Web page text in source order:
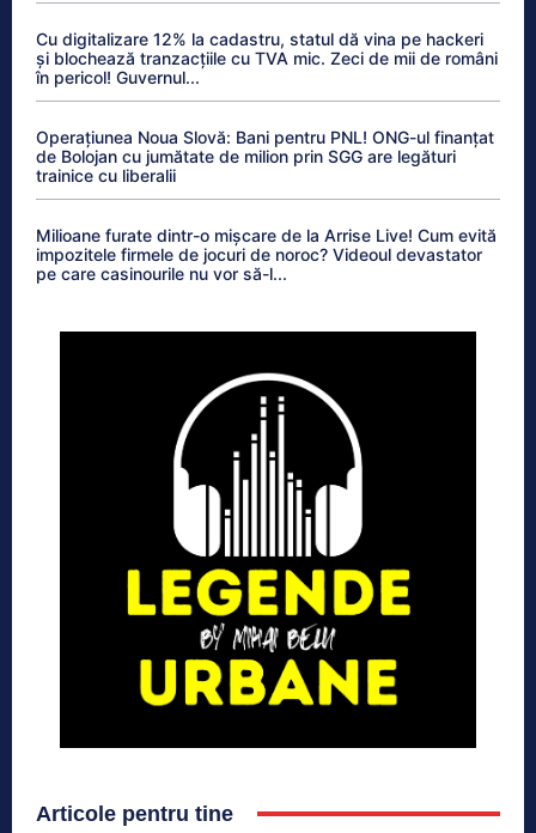
Cu digitalizare 12% la cadastru, statul dă vina pe hackeri
și blochează tranzacțiile cu TVA mic. Zeci de mii de români
în pericol! Guvernul...
Operațiunea Noua Slovă: Bani pentru PNL! ONG-ul finanțat
de Bolojan cu jumătate de milion prin SGG are legături
trainice cu liberalii
Milioane furate dintr-o mișcare de la Arrise Live! Cum evită
impozitele firmele de jocuri de noroc? Videoul devastator
pe care casinourile nu vor să-l...
Articole pentru tine